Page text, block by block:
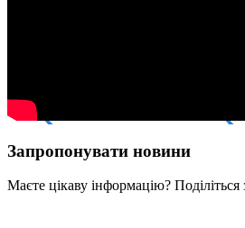
Історія глухих
Брифінги
Офіційна інформація
Запропонувати новини
Маєте цікаву інформацію?